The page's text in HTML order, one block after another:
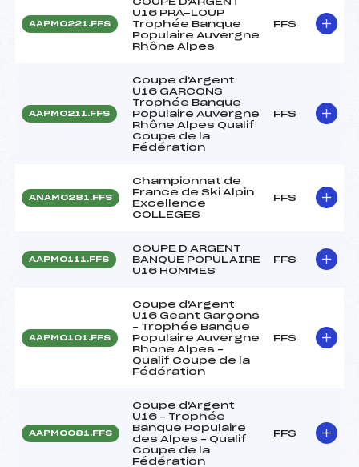
AAPM0221.FFS
U16 PRA-LOUP
Trophée Banque
Populaire Auvergne
Rhône Alpes
FFS
AAPM0211.FFS
Coupe d'Argent
U16 GARCONS
Trophée Banque
Populaire Auvergne
Rhône Alpes Qualif
Coupe de la
Fédération
FFS
ANAM0281.FFS
Championnat de
France de Ski Alpin
Excellence
COLLEGES
FFS
AAPM0111.FFS
COUPE D ARGENT
BANQUE POPULAIRE
U16 HOMMES
FFS
AAPM0101.FFS
Coupe d'Argent
U16 Geant Garçons
– Trophée Banque
Populaire Auvergne
Rhone Alpes –
Qualif Coupe de la
Fédération
FFS
AAPM0081.FFS
Coupe d'Argent
U16 – Trophée
Banque Populaire
des Alpes – Qualif
Coupe de la
Fédération
FFS